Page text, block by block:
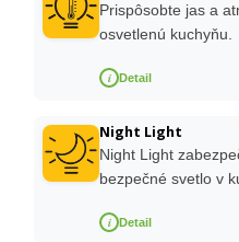
Prispôsobte jas a
osvetlenú kuchyňu.
i Detail
Night Light
Night Light
bezpečné svetlo v
i Detail